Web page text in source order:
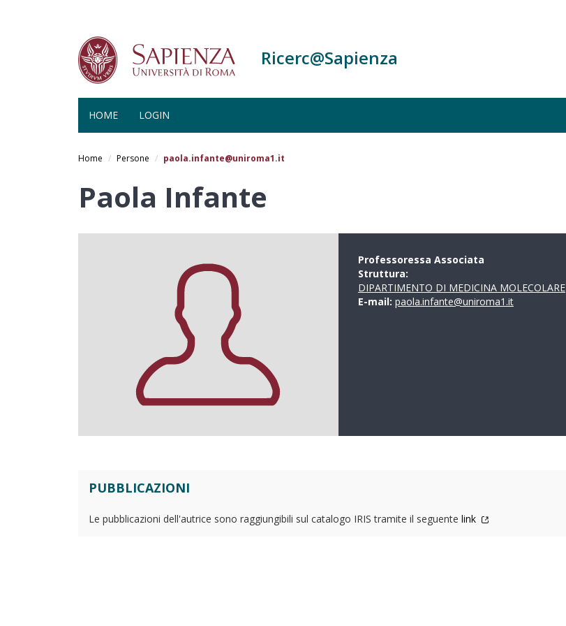
Ricerc@Sapienza
HOME LOGIN
Home Persone paola.infante@uniroma1.it
Paola Infante
Professoressa Associata
Struttura:
DIPARTIMENTO DI MEDICINA MOLECOLARE
E-mail: paola.infante@uniroma1.it
PUBBLICAZIONI
Le pubblicazioni dell'autrice sono raggiungibili sul catalogo IRIS tramite il seguente link